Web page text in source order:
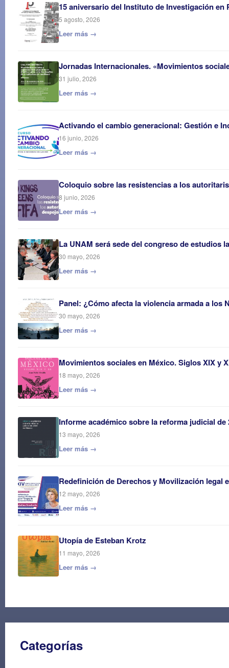
15 aniversario del Instituto de Investigación
5 agosto, 2026
Leer más →
Jornadas Internacionales. «Movimientos
31 julio, 2026
Leer más →
Activando el cambio generacional: Gestión e
16 junio, 2026
Leer más →
Coloquio sobre las resistencias a los
8 junio, 2026
Leer más →
La UNAM será sede del congreso de estudios
30 mayo, 2026
Leer más →
Panel: ¿Cómo afecta la violencia armada a los
30 mayo, 2026
Leer más →
Movimientos sociales en México. Siglos XIX y
18 mayo, 2026
Leer más →
Informe académico sobre la reforma judicial de
13 mayo, 2026
Leer más →
Redefinición de Derechos y Movilización legal
12 mayo, 2026
Leer más →
Utopía de Esteban Krotz
11 mayo, 2026
Leer más →
Categorías